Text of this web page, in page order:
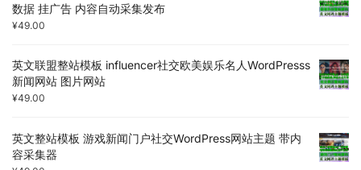
数据 挂广告 内容自动采集发布
¥49.00
英文联盟整站模板 influencer社交欧美娱乐名人WordPresss
新闻网站 图片网站
¥49.00
英文整站模板 游戏新闻门户社交WordPress网站主题 带内
容采集器